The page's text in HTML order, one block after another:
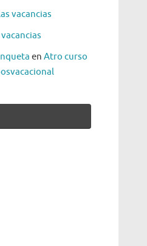
vacancias
en Atro curso